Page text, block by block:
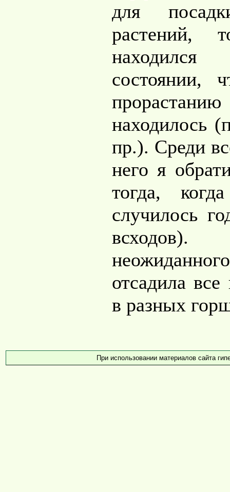
для
растений,
состоянии,
находилось
пр.). Среди
него я
тогда,
случилось
отсадила
в разных
При использовании материалов сайта